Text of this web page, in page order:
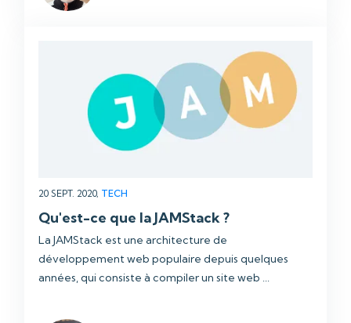
20 SEPT. 2020, TECH
Qu'est-ce que la JAMStack ?
La JAMStack est une architecture de
développement web populaire depuis quelques
années, qui consiste à compiler un site web ...